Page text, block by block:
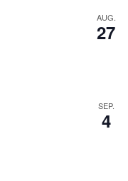
AUG.
27
SEP.
4